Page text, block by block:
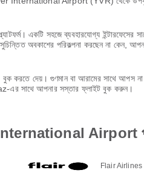
একটি সহজে ব্যবহারযোগ্য
অবকাশের পরিকল্পনা করছেন না কেন,
বুক করতে দেয়। গুণমান বা আরামের সাথে
এর সাথে আপনার সস্তার ফ্লাইট বুক করুন।
Airport পর্যন্ত
Flair Airlines